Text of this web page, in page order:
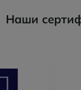
Наши